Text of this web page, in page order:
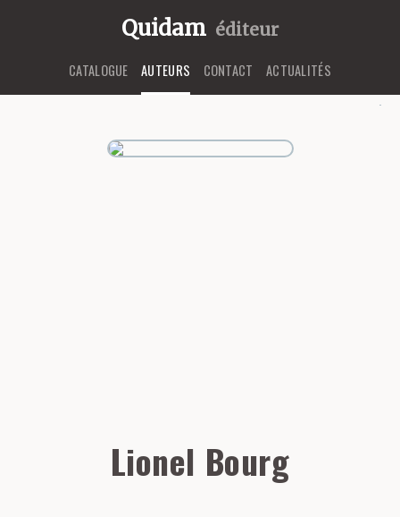
Quidam éditeur
CATALOGUE AUTEURS CONTACT ACTUALITÉS
Lionel Bourg